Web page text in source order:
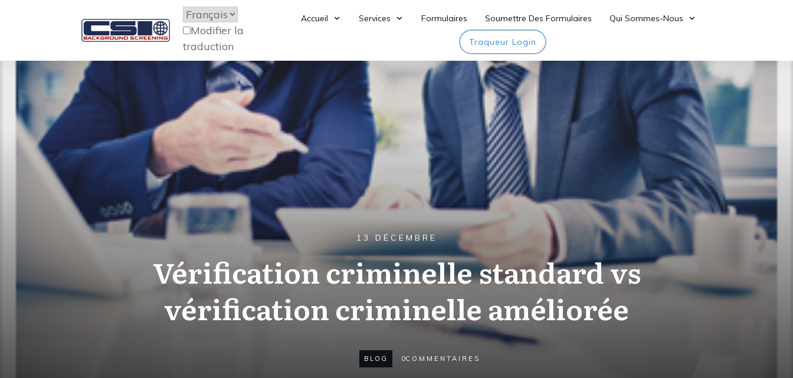
Modifier la
traduction
Accueil Services Formulaires Soumettre Des Formulaires Qui Sommes-Nous
Traqueur Login
13 DÉCEMBRE
Vérification criminelle standard vs
vérification criminelle améliorée
BLOG 0COMMENTAIRES